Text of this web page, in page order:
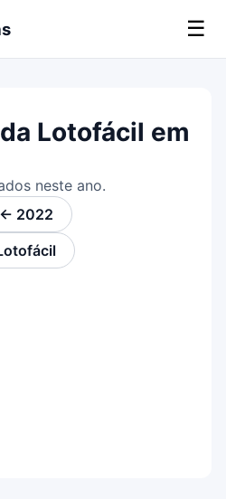
☰
Lotofácil em
neste ano.
← 2022